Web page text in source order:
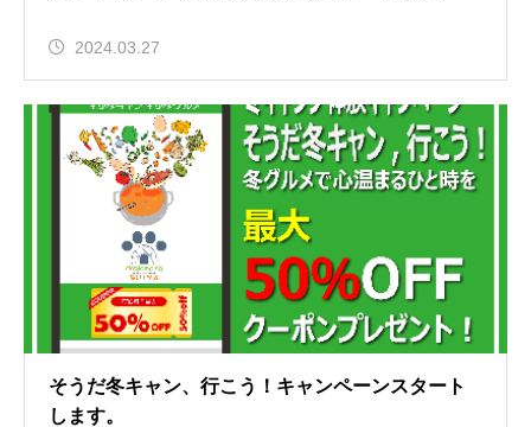
2024.03.27
そうだ冬キャン、行こう！キャンペーンスタート
します。